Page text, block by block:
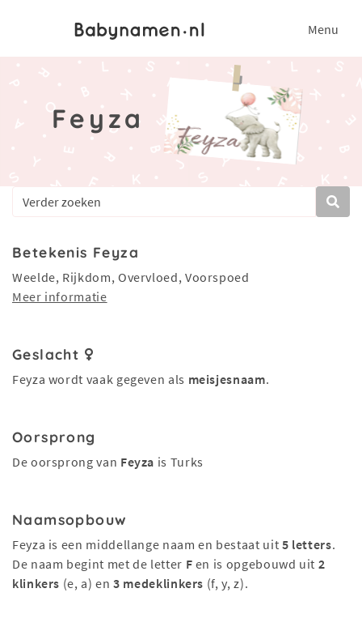
Menu
Feyza
Betekenis Feyza
Weelde, Rijkdom, Overvloed, Voorspoed
Meer informatie
Geslacht
Feyza wordt vaak gegeven als meisjesnaam.
Oorsprong
De oorsprong van Feyza is Turks
Naamsopbouw
Feyza is een middellange naam en bestaat uit 5 letters.
De naam begint met de letter F en is opgebouwd uit 2
klinkers (e, a) en3 medeklinkers (f, y, z).